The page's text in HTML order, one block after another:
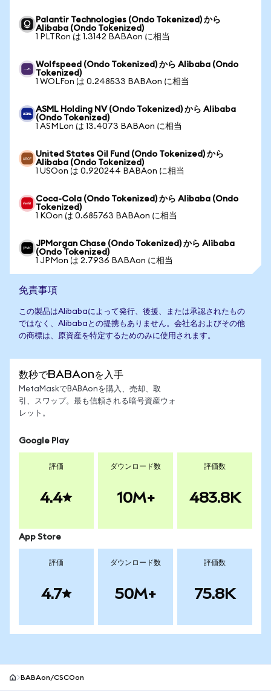
Palantir Technologies (Ondo Tokenized) から
Alibaba (Ondo Tokenized)
1 PLTRon は 1.3142 BABAon に相当
Wolfspeed (Ondo Tokenized) から Alibaba (Ondo
Tokenized)
1 WOLFon は 0.248533 BABAon に相当
ASML Holding NV (Ondo Tokenized) から Alibaba
(Ondo Tokenized)
1 ASMLon は 13.4073 BABAon に相当
United States Oil Fund (Ondo Tokenized) から
Alibaba (Ondo Tokenized)
1 USOon は 0.920244 BABAon に相当
Coca-Cola (Ondo Tokenized) から Alibaba (Ondo
Tokenized)
1 KOon は 0.685763 BABAon に相当
JPMorgan Chase (Ondo Tokenized) から Alibaba
(Ondo Tokenized)
1 JPMon は 2.7936 BABAon に相当
免責事項
この製品はAlibabaによって発行、後援、または承認されたもの
ではなく、Alibabaとの提携もありません。会社名およびその他
の商標は、原資産を特定するためのみに使用されます。
数秒でBABAonを入手
MetaMaskでBABAonを購入、売却、取
引、スワップ。最も信頼される暗号資産ウォ
レット。
Google Play
評価
4.4
ダウンロード数
10M+
評価数
483.8K
App Store
評価
4.7
ダウンロード数
50M+
評価数
75.8K
BABAon/CSCOon